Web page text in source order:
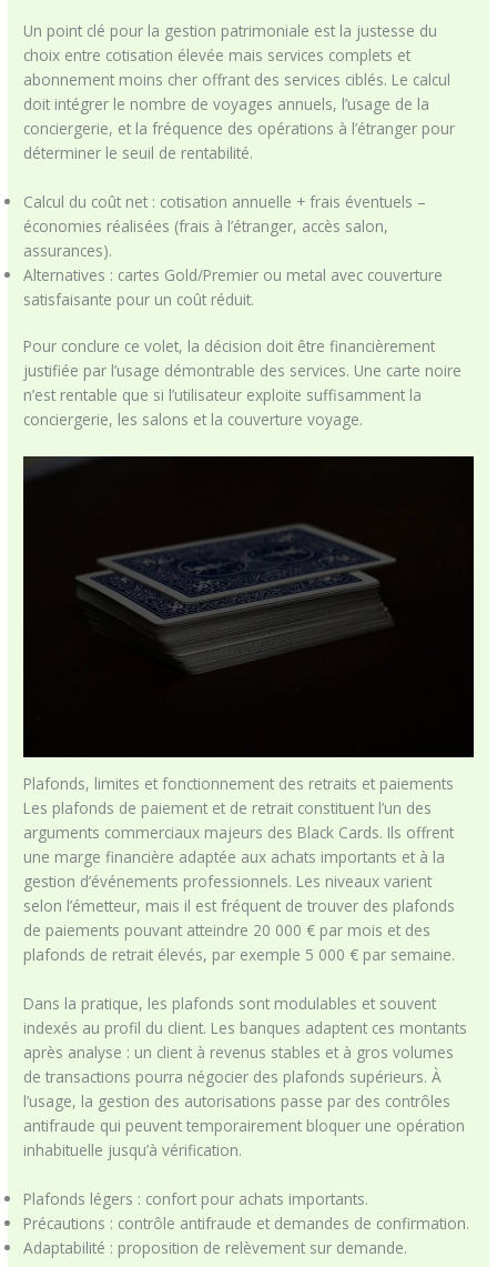
Un point clé pour la gestion patrimoniale est la justesse du
choix entre cotisation élevée mais services complets et
abonnement moins cher offrant des services ciblés. Le calcul
doit intégrer le nombre de voyages annuels, l’usage de la
conciergerie, et la fréquence des opérations à l’étranger pour
déterminer le seuil de rentabilité.
Calcul du coût net : cotisation annuelle + frais éventuels –
économies réalisées (frais à l’étranger, accès salon,
assurances).
Alternatives : cartes Gold/Premier ou metal avec couverture
satisfaisante pour un coût réduit.
Pour conclure ce volet, la décision doit être financièrement
justifiée par l’usage démontrable des services. Une carte noire
n’est rentable que si l’utilisateur exploite suffisamment la
conciergerie, les salons et la couverture voyage.
Plafonds, limites et fonctionnement des retraits et paiements
Les plafonds de paiement et de retrait constituent l’un des
arguments commerciaux majeurs des Black Cards. Ils offrent
une marge financière adaptée aux achats importants et à la
gestion d’événements professionnels. Les niveaux varient
selon l’émetteur, mais il est fréquent de trouver des plafonds
de paiements pouvant atteindre 20 000 € par mois et des
plafonds de retrait élevés, par exemple 5 000 € par semaine.
Dans la pratique, les plafonds sont modulables et souvent
indexés au profil du client. Les banques adaptent ces montants
après analyse : un client à revenus stables et à gros volumes
de transactions pourra négocier des plafonds supérieurs. À
l’usage, la gestion des autorisations passe par des contrôles
antifraude qui peuvent temporairement bloquer une opération
inhabituelle jusqu’à vérification.
Plafonds légers : confort pour achats importants.
Précautions : contrôle antifraude et demandes de confirmation.
Adaptabilité : proposition de relèvement sur demande.